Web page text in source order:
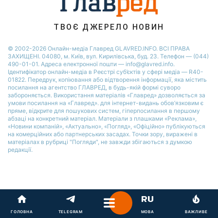
Новини Житомира
ТВОЄ ДЖЕРЕЛО НОВИН
© 2002-2026 Онлайн-медіа Главред GLAVRED.INFO. ВСІ ПРАВА
ЗАХИЩЕНІ. 04080, м. Київ, вул. Кирилівська, буд. 23. Телефон — (044)
490-01-01. Адреса електронної пошти — info@glavred.info.
Ідентифікатор онлайн-медіа в Реєстрі суб’єктів у сфері медіа — R40-
01822. Передрук, копіювання або відтворення інформації, яка містить
посилання на агентство ГЛАВРЕД, в будь-якій формi суворо
забороняється. Використання матеріалів «Главред» дозволяється за
умови посилання на «Главред». для інтернет-видань обов’язковим є
пряме, відкрите для пошукових систем, гіперпосилання в першому
абзаці на конкретний матеріал. Матеріали з плашками «Реклама»,
«Новини компаній», «Актуально», «Погляд», «Офіційно» публікуються
на комерційних або партнерських засадах. Точки зору, виражені в
матеріалах в рубриці "Погляди", не завжди збігаються з думкою
редакції.
ГОЛОВНА TELEGRAM МОВА ВАЖЛИВЕ